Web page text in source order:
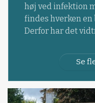
høj ved infektion
findes hverken
Derfor har det
Se